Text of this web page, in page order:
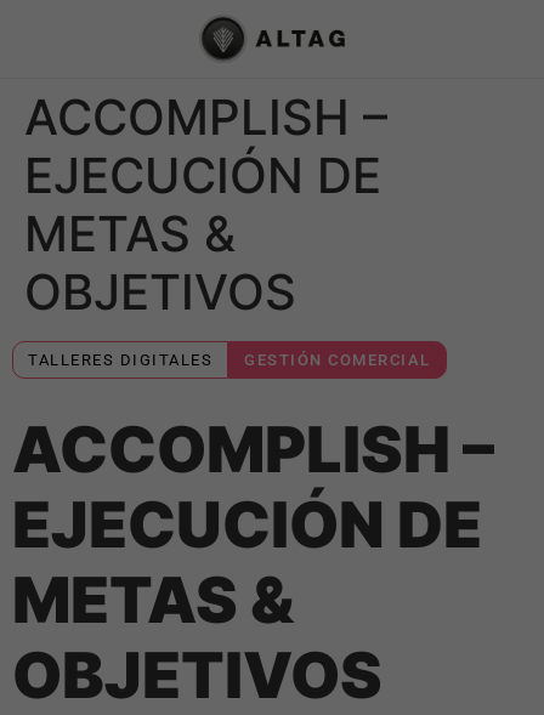
ACCOMPLISH –
EJECUCIÓN DE
METAS &
OBJETIVOS
TALLERES DIGITALES GESTIÓN COMERCIAL
ACCOMPLISH –
EJECUCIÓN DE
METAS &
OBJETIVOS